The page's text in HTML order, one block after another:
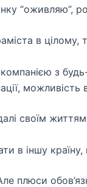
“оживляю”,
в цілому,
з
своїм
в іншу
плюси